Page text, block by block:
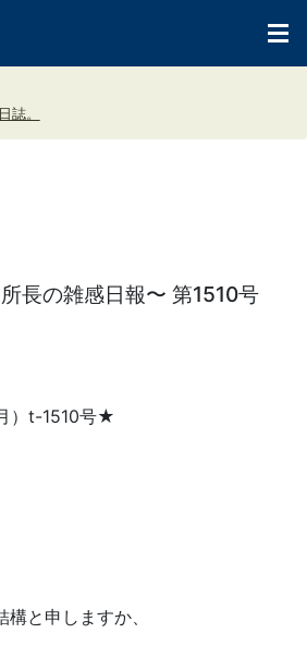
誌。
長の雑感日報〜 第1510号
）t-1510号★
と申しますか、